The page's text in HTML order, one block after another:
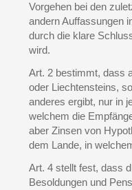
Vorgehen bei den
andern Auffassungen
durch die klare
wird.
Art. 2 bestimmt, dass
oder Liechtensteins,
anderes ergibt, nur in
welchem die
aber Zinsen von
dem Lande, in
Art. 4 stellt fest, dass
Besoldungen und